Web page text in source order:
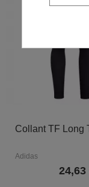
Collant TF Long
Adidas
24,63